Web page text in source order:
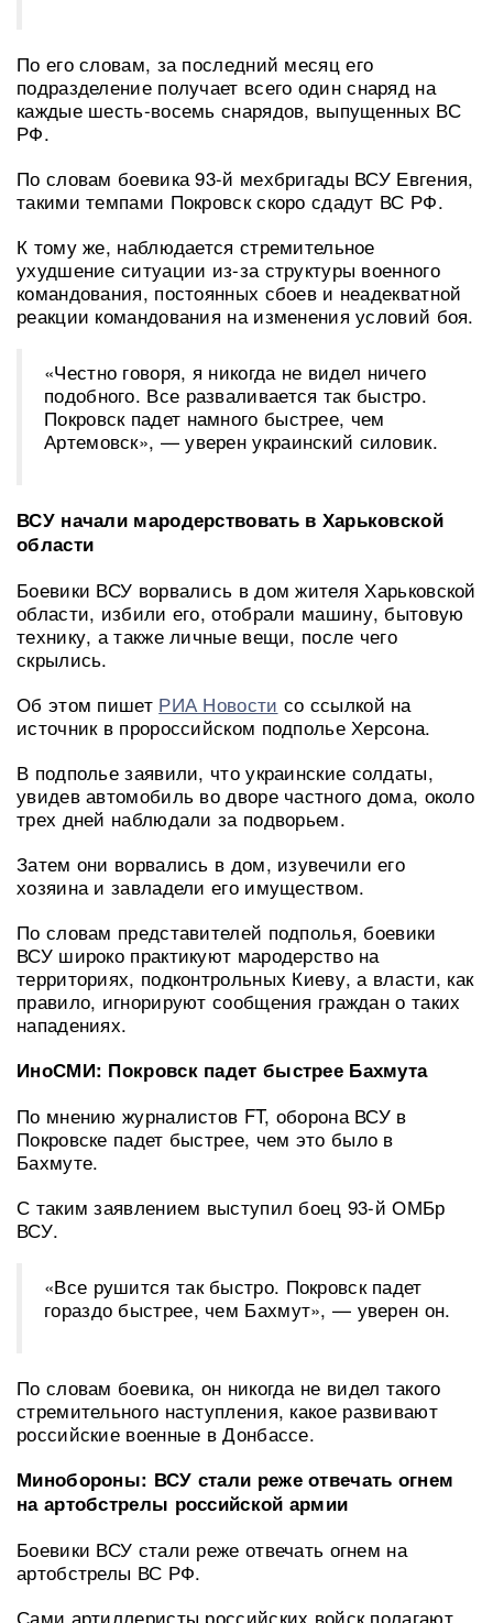
По его словам, за последний месяц его
подразделение получает всего один снаряд на
каждые шесть-восемь снарядов, выпущенных ВС
РФ.
По словам боевика 93-й мехбригады ВСУ Евгения,
такими темпами Покровск скоро сдадут ВС РФ.
К тому же, наблюдается стремительное
ухудшение ситуации из-за структуры военного
командования, постоянных сбоев и неадекватной
реакции командования на изменения условий боя.
«Честно говоря, я никогда не видел ничего
подобного. Все разваливается так быстро.
Покровск падет намного быстрее, чем
Артемовск», — уверен украинский силовик.
ВСУ начали мародерствовать в Харьковской
области
Боевики ВСУ ворвались в дом жителя Харьковской
области, избили его, отобрали машину, бытовую
технику, а также личные вещи, после чего
скрылись.
Об этом пишет РИА Новости со ссылкой на
источник в пророссийском подполье Херсона.
В подполье заявили, что украинские солдаты,
увидев автомобиль во дворе частного дома, около
трех дней наблюдали за подворьем.
Затем они ворвались в дом, изувечили его
хозяина и завладели его имуществом.
По словам представителей подполья, боевики
ВСУ широко практикуют мародерство на
территориях, подконтрольных Киеву, а власти, как
правило, игнорируют сообщения граждан о таких
нападениях.
ИноСМИ: Покровск падет быстрее Бахмута
По мнению журналистов FT, оборона ВСУ в
Покровске падет быстрее, чем это было в
Бахмуте.
С таким заявлением выступил боец 93-й ОМБр
ВСУ.
«Все рушится так быстро. Покровск падет
гораздо быстрее, чем Бахмут», — уверен он.
По словам боевика, он никогда не видел такого
стремительного наступления, какое развивают
российские военные в Донбассе.
Минобороны: ВСУ стали реже отвечать огнем
на артобстрелы российской армии
Боевики ВСУ стали реже отвечать огнем на
артобстрелы ВС РФ.
Сами артиллеристы российских войск полагают,